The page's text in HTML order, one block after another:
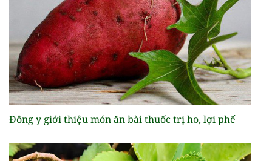
Đông y giới thiệu món ăn bài thuốc trị ho, lợi phế